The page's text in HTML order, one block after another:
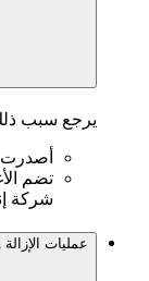
يرجع سبب
أصدرت
تضم
شركة
عمليات